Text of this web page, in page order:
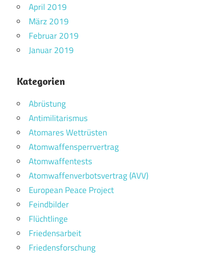
April 2019
März 2019
Februar 2019
Januar 2019
Kategorien
Abrüstung
Antimilitarismus
Atomares Wettrüsten
Atomwaffensperrvertrag
Atomwaffentests
Atomwaffenverbotsvertrag (AVV)
European Peace Project
Feindbilder
Flüchtlinge
Friedensarbeit
Friedensforschung